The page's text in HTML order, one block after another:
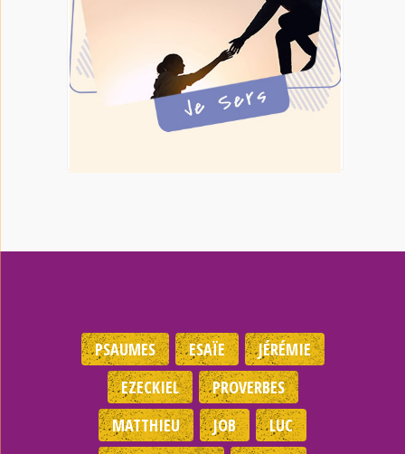
PSAUMES ESAÏE
JÉRÉMIE
EZECKIEL
PROVERBES
MATTHIEU
JOB
LUC